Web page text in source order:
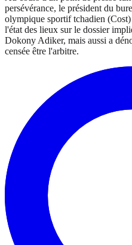
persévérance, le président du
olympique sportif tchadien
l'état des lieux sur le dossier
Dokony Adiker, mais aussi a
censée être l'arbitre.